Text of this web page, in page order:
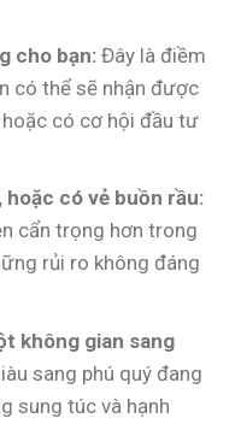
cho bạn: Đây là điềm
có thể sẽ nhận được
có cơ hội đầu tư
có vẻ buồn rầu:
cẩn trọng hơn trong
rủi ro không đáng
không gian sang
sang phú quý đang
sung túc và hạnh